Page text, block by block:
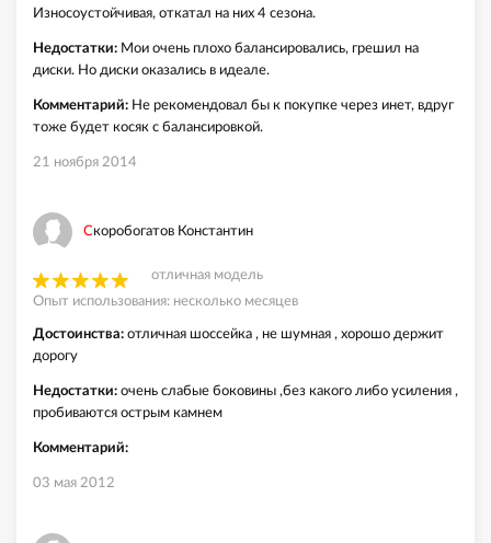
Износоустойчивая, откатал на них 4 сезона.
Недостатки: Мои очень плохо балансировались, грешил на
диски. Но диски оказались в идеале.
Комментарий: Не рекомендовал бы к покупке через инет, вдруг
тоже будет косяк с балансировкой.
21 ноября 2014
Скоробогатов Константин
отличная модель
Опыт использования: несколько месяцев
Достоинства: отличная шоссейка , не шумная , хорошо держит
дорогу
Недостатки: очень слабые боковины ,без какого либо усиления ,
пробиваются острым камнем
Комментарий:
03 мая 2012